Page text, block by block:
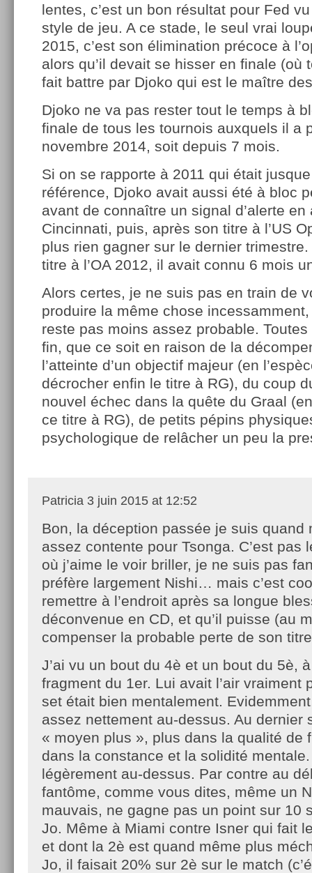
lentes, c’est un bon résultat pour Fed
style de jeu. A ce stade, le seul vrai
2015, c’est son élimination précoce à
alors qu’il devait se hisser en finale (où
fait battre par Djoko qui est le maître
Djoko ne va pas rester tout le temps à
finale de tous les tournois auxquels il a
novembre 2014, soit depuis 7 mois.
Si on se rapporte à 2011 qui était
référence, Djoko avait aussi été à bloc
avant de connaître un signal d’alerte en
Cincinnati, puis, après son titre à l’US
plus rien gagner sur le dernier
titre à l’OA 2012, il avait connu 6 mois
Alors certes, je ne suis pas en train de
produire la même chose incessamment,
reste pas moins assez probable.
fin, que ce soit en raison de la
l’atteinte d’un objectif majeur (en
décrocher enfin le titre à RG), du coup
nouvel échec dans la quête du Graal
ce titre à RG), de petits pépins
psychologique de relâcher un peu la
Patricia 3 juin 2015 at 12:52
Bon, la déception passée je suis quand
assez contente pour Tsonga. C’est pas
où j’aime le voir briller, je ne suis pas
préfère largement Nishi… mais c’est
remettre à l’endroit après sa longue
déconvenue en CD, et qu’il puisse (au
compenser la probable perte de son
J’ai vu un bout du 4è et un bout du 5è,
fragment du 1er. Lui avait l’air vraiment
set était bien mentalement.
assez nettement au-dessus. Au dernier
« moyen plus », plus dans la qualité de
dans la constance et la solidité
légèrement au-dessus. Par contre au
fantôme, comme vous dites, même un
mauvais, ne gagne pas un point sur 10
Jo. Même à Miami contre Isner qui fait
et dont la 2è est quand même plus
Jo, il faisait 20% sur 2è sur le match